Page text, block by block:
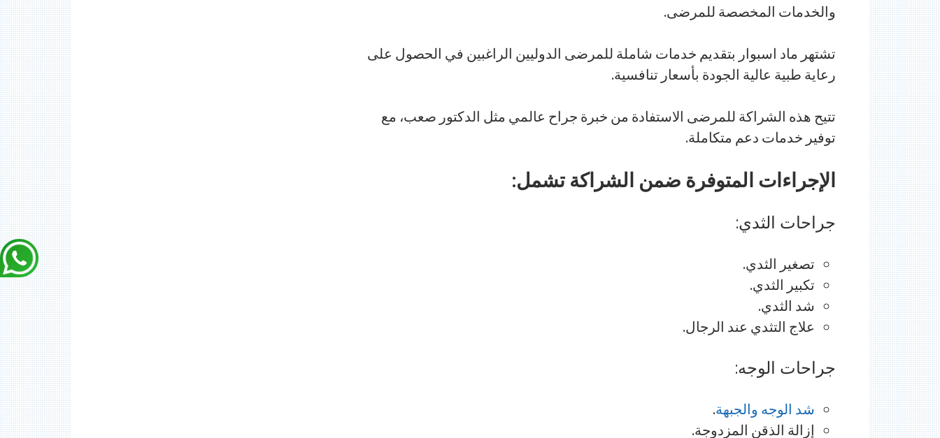
والخدمات المخصصة للمرضى.
تشتهر ماد اسبوار بتقديم خدمات شاملة للمرضى الدوليين الراغبين في الحصول على
رعاية طبية عالية الجودة بأسعار تنافسية.
تتيح هذه الشراكة للمرضى الاستفادة من خبرة جراح عالمي مثل الدكتور صعب، مع
توفير خدمات دعم متكاملة.
الإجراءات المتوفرة ضمن الشراكة تشمل:
جراحات الثدي:
تصغير الثدي.
تكبير الثدي.
شد الثدي.
علاج التثدي عند الرجال.
جراحات الوجه:
شد الوجه والجبهة.
إزالة الذقن المزدوجة.